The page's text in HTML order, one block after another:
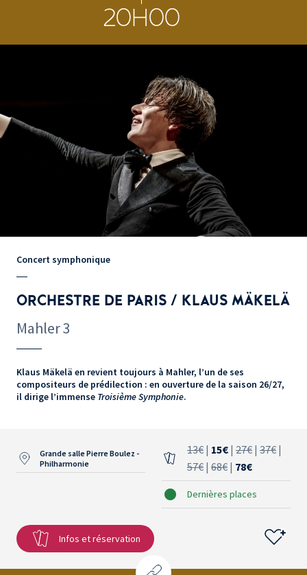
20H00
Concert symphonique
ORCHESTRE DE PARIS / KLAUS MÄKELÄ
Mahler 3
Klaus Mäkelä en revient toujours à Mahler, l’un de ses
compositeurs de prédilection : en ouverture de la saison 26/27,
il dirige l’immense Troisième Symphonie.
Grande salle Pierre Boulez -
Philharmonie
13€ | 15€ | 27€ | 37€ |
57€ | 68€ | 78€
Dernières places
Infos et réservation